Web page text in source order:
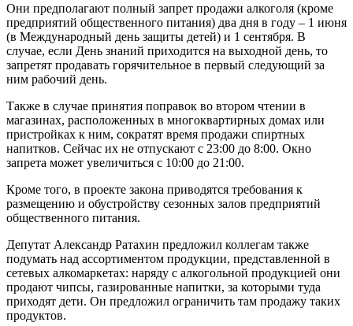
Они предполагают полный запрет продажи алкоголя (кроме
предприятий общественного питания) два дня в году – 1 июня
(в Международный день защиты детей) и 1 сентября. В
случае, если День знаний приходится на выходной день, то
запретят продавать горячительное в первый следующий за
ним рабочий день.
Также в случае принятия поправок во втором чтении в
магазинах, расположенных в многоквартирных домах или
пристройках к ним, сократят время продажи спиртных
напитков. Сейчас их не отпускают с 23:00 до 8:00. Окно
запрета может увеличиться с 10:00 до 21:00.
Кроме того, в проекте закона приводятся требования к
размещению и обустройству сезонных залов предприятий
общественного питания.
Депутат Александр Ратахин предложил коллегам также
подумать над ассортиментом продукции, представленной в
сетевых алкомаркетах: наряду с алкогольной продукцией они
продают чипсы, газированные напитки, за которыми туда
приходят дети. Он предложил ограничить там продажу таких
продуктов.